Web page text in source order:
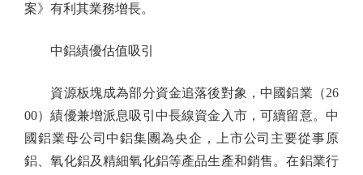
案》有利其業務增長。
中鋁績優估值吸引
資源板塊成為部分資金追落後對象，中國鋁業（26
00）績優兼增派息吸引中長線資金入市，可續留意。中
國鋁業母公司中鋁集團為央企，上市公司主要從事原
鋁、氧化鋁及精細氧化鋁等產品生產和銷售。在鋁業行